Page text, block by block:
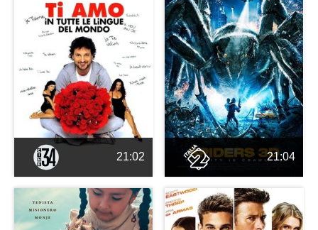
21:02 21:04